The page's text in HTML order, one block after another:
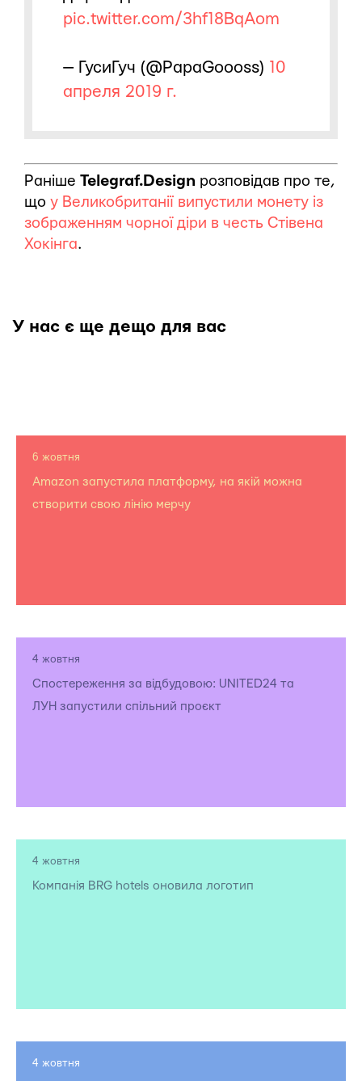
pic.twitter.com/3hf18BqAom
— ГусиГуч (@PapaGoooss) 10
апреля 2019 г.
Раніше Telegraf.Design розповідав про те,
що у Великобританії випустили монету із
зображенням чорної діри в честь Стівена
Хокінга.
У нас є ще дещо для вас
6 жовтня
Amazon запустила платформу, на якій можна
створити свою лінію мерчу
4 жовтня
Спостереження за відбудовою: UNITED24 та
ЛУН запустили спільний проєкт
4 жовтня
Компанія BRG hotels оновила логотип
4 жовтня